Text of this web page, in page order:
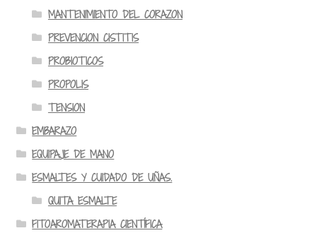
MANTENIMIENTO DEL CORAZON
PREVENCION CISTITIS
PROBIOTICOS
PROPOLIS
TENSION
EMBARAZO
EQUIPAJE DE MANO
ESMALTES Y CUIDADO DE UÑAS.
QUITA ESMALTE
FITOAROMATERAPIA CIENTÍFICA